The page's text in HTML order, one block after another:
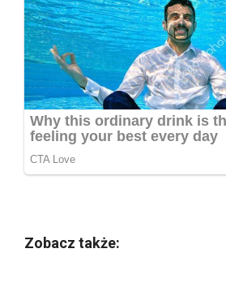
Zobacz także: